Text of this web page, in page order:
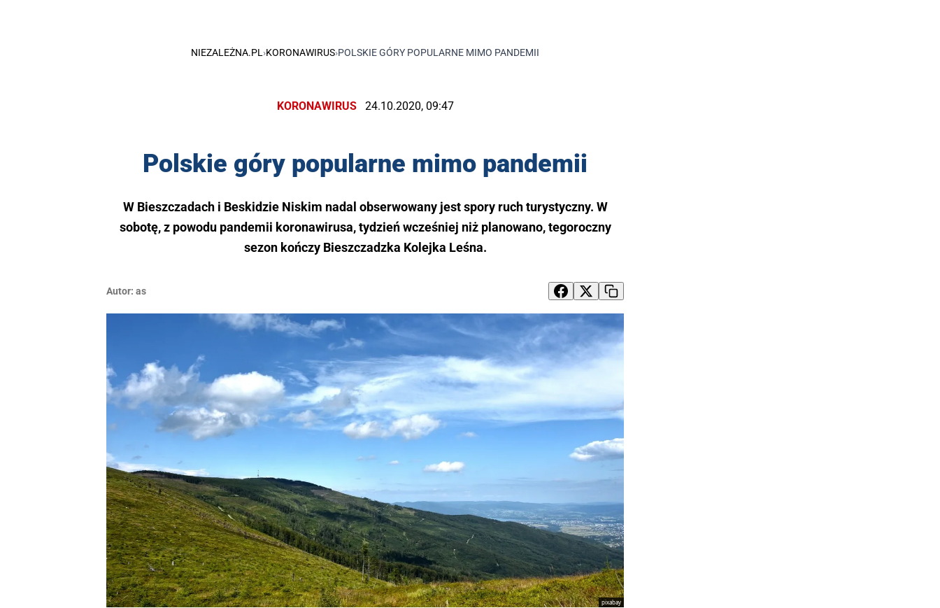
NIEZALEŻNA.PL ›KORONAWIRUS›POLSKIE GÓRY POPULARNE MIMO PANDEMII
KORONAWIRUS 24.10.2020, 09:47
Polskie góry popularne mimo pandemii
W Bieszczadach i Beskidzie Niskim nadal obserwowany jest spory ruch turystyczny. W
sobotę, z powodu pandemii koronawirusa, tydzień wcześniej niż planowano, tegoroczny
sezon kończy Bieszczadzka Kolejka Leśna.
Autor: as
pixabay